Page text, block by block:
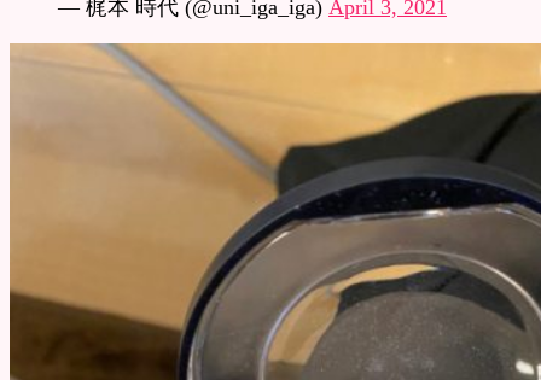
— 梶本 時代 (@uni_iga_iga) April 3, 2021